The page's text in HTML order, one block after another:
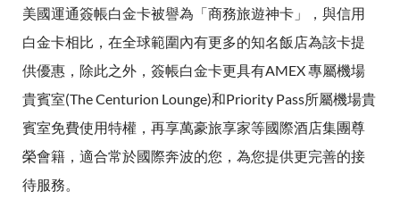
美國運通簽帳白金卡被譽為「商務旅遊神卡」，與信用
白金卡相比，在全球範圍內有更多的知名飯店為該卡提
供優惠，除此之外，簽帳白金卡更具有AMEX 專屬機場
貴賓室(The Centurion Lounge)和Priority Pass所屬機場貴
賓室免費使用特權，再享萬豪旅享家等國際酒店集團尊
榮會籍，適合常於國際奔波的您，為您提供更完善的接
待服務。